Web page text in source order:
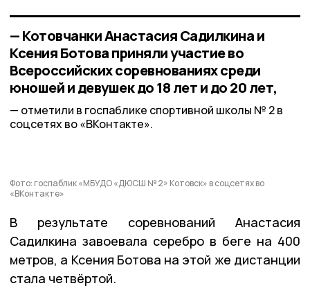
— Котовчанки Анастасия Садилкина и
Ксения Ботова приняли участие во
Всероссийских соревнованиях среди
юношей и девушек до 18 лет и до 20 лет,
отметили в госпаблике спортивной школы № 2 в
соцсетях во «ВКонтакте».
Фото: госпаблик «МБУДО «ДЮСШ № 2» Котовск» в соцсетях во
«ВКонтакте»
В результате соревнований Анастасия
Садилкина завоевала серебро в беге на 400
метров, а Ксения Ботова на этой же дистанции
стала четвёртой.